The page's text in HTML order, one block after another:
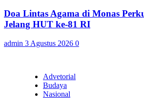
Doa Lintas Agama di Monas
Jelang HUT ke-81 RI
admin 3 Agustus 2026 0
Advetorial
Budaya
Nasional